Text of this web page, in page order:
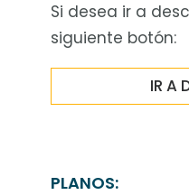
Si desea ir a
siguiente botón:
IR A
PLANOS: